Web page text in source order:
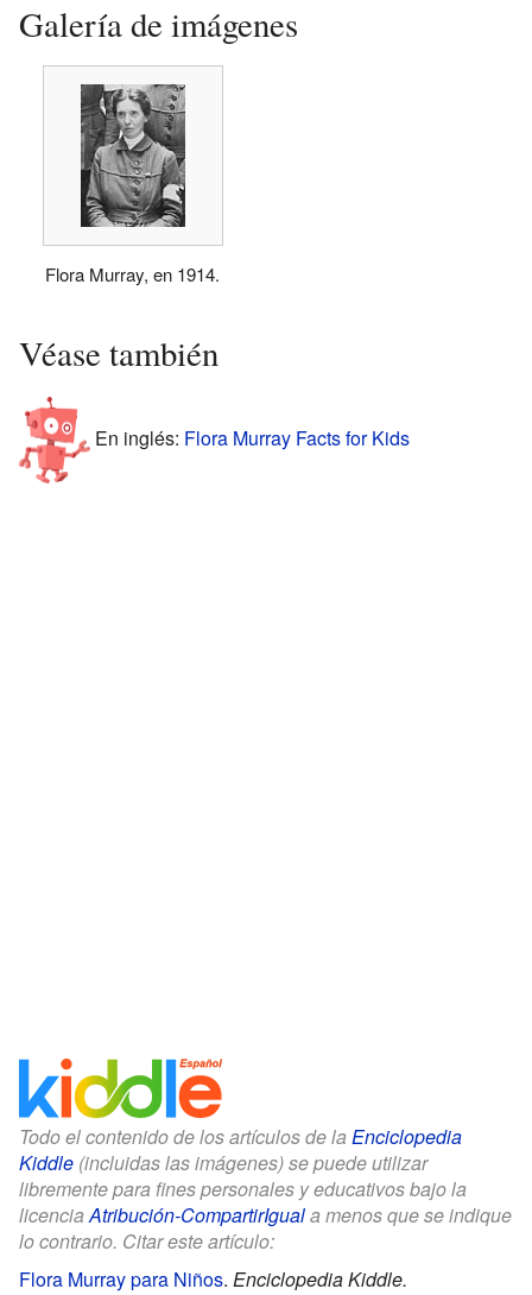
Galería de imágenes
Flora Murray, en 1914.
Véase también
En inglés: Flora Murray Facts for Kids
Todo el contenido de los artículos de la Enciclopedia
Kiddle (incluidas las imágenes) se puede utilizar
libremente para fines personales y educativos bajo la
licenciaAtribución-CompartirIguala menos que se indique
lo contrario. Citar este artículo:
Flora Murray para Niños. Enciclopedia Kiddle.